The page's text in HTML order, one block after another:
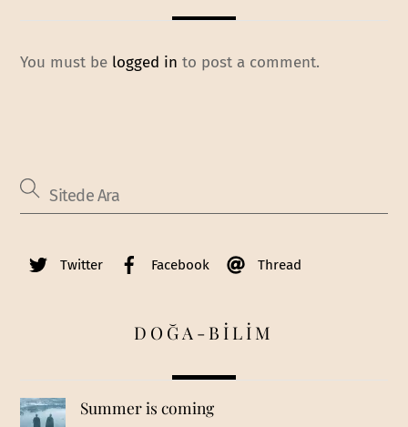
You must be logged in to post a comment.
Twitter Facebook Thread
DOĞA-BİLİM
Summer is coming